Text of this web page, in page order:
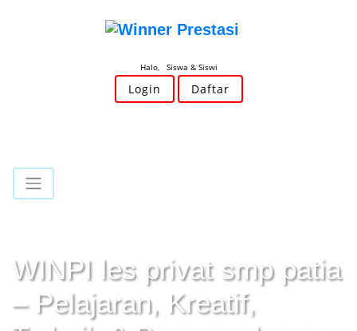
Halo, Siswa & Siswi
Login Daftar
WINPI les privat smp patia
– Pelajaran, Kreatif,